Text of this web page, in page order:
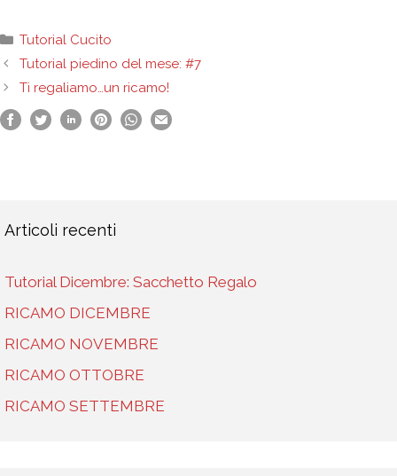
Categorie
Tutorial Cucito
Tutorial piedino del mese: #7
Ti regaliamo…un ricamo!
Articoli recenti
Tutorial Dicembre: Sacchetto Regalo
RICAMO DICEMBRE
RICAMO NOVEMBRE
RICAMO OTTOBRE
RICAMO SETTEMBRE